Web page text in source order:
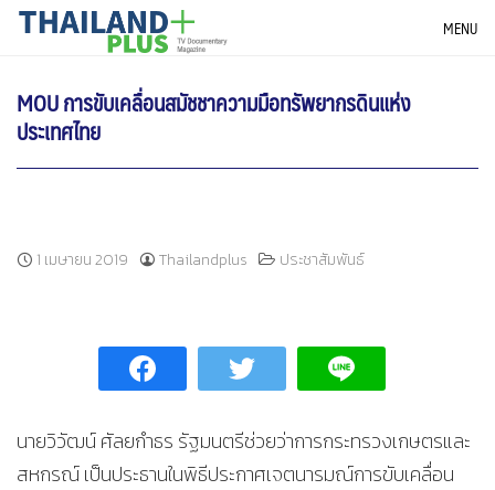
SkipTHAILANDPLUS NEWS MENU
MOU การขับเคลื่อนสมัชชาความมือทรัพยากรดินแห่ง
ประเทศไทย
1 เมษายน 2019 Thailandplus ประชาสัมพันธ์
นายวิวัฒน์ ศัลยกำธร รัฐมนตรีช่วยว่าการกระทรวงเกษตรและ
สหกรณ์ เป็นประธานในพิธีประกาศเจตนารมณ์การขับเคลื่อน